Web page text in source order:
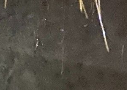
Hospital Clínico